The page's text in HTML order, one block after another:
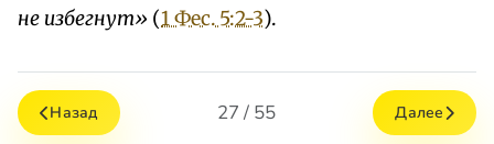
не избегнут» (1 Фес. 5:2-3).
Назад 27 / 55 Далее